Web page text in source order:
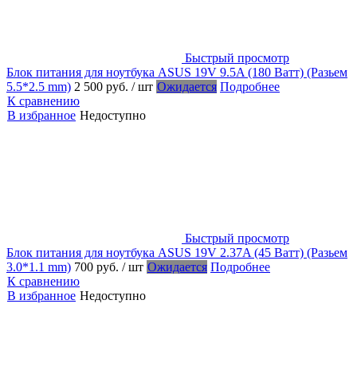
Быстрый просмотр
Блок питания для ноутбука ASUS 19V 9.5A (180 Ватт) (Разьем
5.5*2.5 mm) 2 500 руб. / шт Ожидается Подробнее
К сравнению
В избранное Недоступно
Быстрый просмотр
Блок питания для ноутбука ASUS 19V 2.37A (45 Ватт) (Разьем
3.0*1.1 mm) 700 руб. / шт Ожидается Подробнее
К сравнению
В избранное Недоступно